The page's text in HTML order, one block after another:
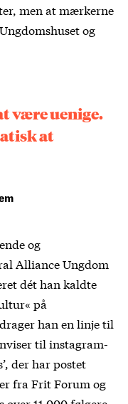
men at mærkerne
og
være uenige.
at
og
Alliance Ungdom
dét han kaldte
på
han en linje til
til instagram-
der har postet
fra Frit Forum og